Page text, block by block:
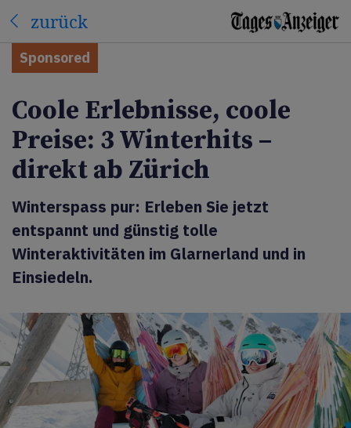
zurück
Sponsored
Coole Erlebnisse, coole
Preise: 3 Winterhits –
direkt ab Zürich
Winterspass pur: Erleben Sie jetzt
entspannt und günstig tolle
Winteraktivitäten im Glarnerland und in
Einsiedeln.